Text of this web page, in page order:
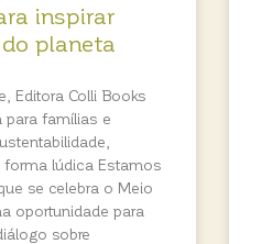
inspirar
planeta
Editora Colli Books
para famílias e
forma lúdica Estamos
se celebra o Meio
oportunidade para
sobre